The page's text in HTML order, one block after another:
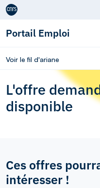
Aller au contenu
Portail Emploi
Voir le fil d'ariane
L'offre
disponible
Ces offres
intéresser !